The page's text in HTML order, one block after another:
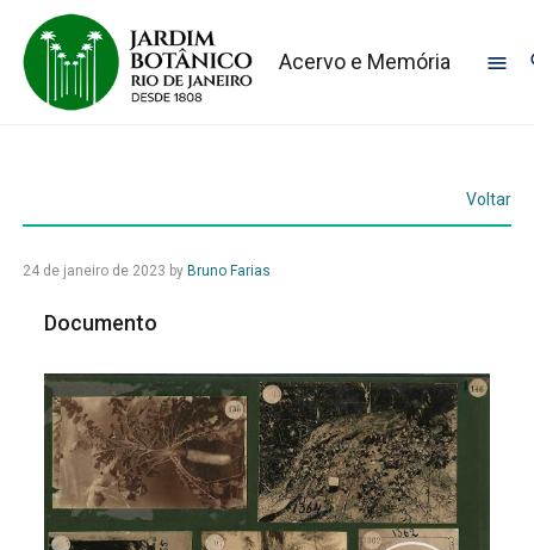
Acervo e Memória
Voltar
24 de janeiro de 2023 by Bruno Farias
Documento